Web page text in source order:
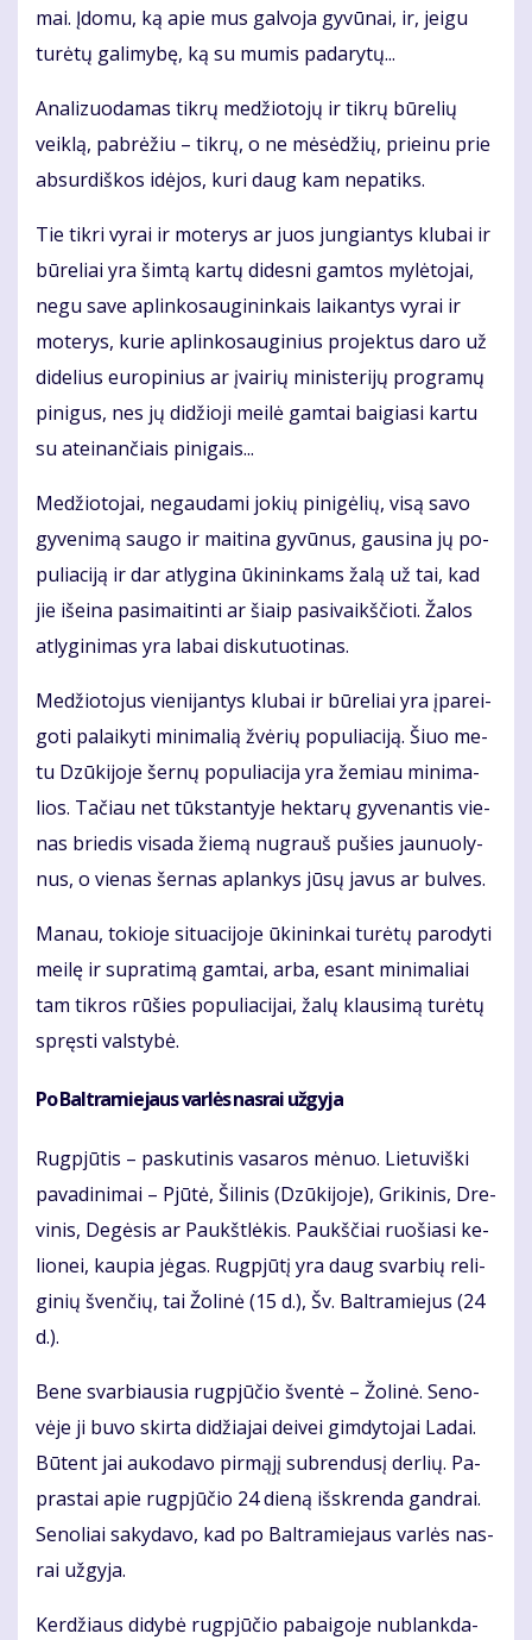
mai. Įdo­mu, ką apie mus gal­vo­ja gy­vū­nai, ir, jei­gu
tu­rė­tų ga­li­my­bę, ką su mu­mis pa­da­ry­tų...
Ana­li­zuo­da­mas tik­rų me­džio­to­jų ir tik­rų bū­re­lių
veik­lą, pa­brė­žiu – tik­rų, o ne mė­sė­džių, pri­ei­nu prie
ab­sur­diš­kos idė­jos, ku­ri daug kam ne­pa­tiks.
Tie tik­ri vy­rai ir mo­te­rys ar juos jun­gian­tys klu­bai ir
bū­re­liai yra šim­tą kar­tų di­des­ni gam­tos my­lė­to­jai,
ne­gu sa­ve ap­lin­ko­sau­gi­nin­kais lai­kan­tys vy­rai ir
mo­te­rys, ku­rie ap­lin­ko­sau­gi­nius pro­jek­tus da­ro už
di­de­lius eu­ro­pi­nius ar įvai­rių mi­nis­te­ri­jų pro­gra­mų
pi­ni­gus, nes jų di­džio­ji mei­lė gam­tai bai­gia­si kar­tu
su at­ei­nan­čiais pi­ni­gais...
Me­džio­to­jai, ne­gau­da­mi jo­kių pi­ni­gė­lių, vi­są sa­vo
gy­ve­ni­mą sau­go ir mai­ti­na gy­vū­nus, gau­si­na jų po­
pu­lia­ci­ją ir dar at­ly­gi­na ūki­nin­kams ža­lą už tai, kad
jie iš­ei­na pa­si­mai­tin­ti ar šiaip pa­si­vaikš­čio­ti. Ža­los
at­ly­gi­ni­mas yra la­bai dis­ku­tuo­ti­nas.
Me­džio­to­jus vie­ni­jan­tys klu­bai ir bū­re­liai yra įpa­rei­
go­ti pa­lai­ky­ti mi­ni­ma­lią žvė­rių po­pu­lia­ci­ją. Šiuo me­
tu Dzū­ki­jo­je šer­nų po­pu­lia­ci­ja yra že­miau mi­ni­ma­
lios. Ta­čiau net tūks­tan­ty­je hek­ta­rų gy­ve­nan­tis vie­
nas brie­dis vi­sa­da žie­mą nu­grauš pu­šies jau­nuo­ly­
nus, o vie­nas šer­nas ap­lan­kys jū­sų ja­vus ar bul­ves.
Ma­nau, to­kio­je si­tu­a­ci­jo­je ūki­nin­kai tu­rė­tų pa­ro­dy­ti
mei­lę ir su­pra­ti­mą gam­tai, ar­ba, esant mi­ni­ma­liai
tam tik­ros rū­šies po­pu­lia­ci­jai, ža­lų klau­si­mą tu­rė­tų
spręs­ti vals­ty­bė.
Po Bal­tra­mie­jaus var­lės nas­rai už­gy­ja
Rug­pjū­tis – pas­ku­ti­nis va­sa­ros mė­nuo. Lie­tu­viš­ki
pa­va­di­ni­mai – Pjū­tė, Ši­li­nis (Dzū­ki­jo­je), Gri­ki­nis, Dre­
vi­nis, De­gė­sis ar Paukšt­lė­kis. Paukš­čiai ruo­šia­si ke­
lio­nei, kau­pia jė­gas. Rug­pjū­tį yra daug svar­bių re­li­
gi­nių šven­čių, tai Žo­li­nė (15 d.), Šv. Bal­tra­mie­jus (24
d.).
Be­ne svar­biau­sia rug­pjū­čio šven­tė – Žo­li­nė. Se­no­
vė­je ji bu­vo skir­ta di­džia­jai dei­vei gim­dy­to­jai La­dai.
Bū­tent jai au­ko­da­vo pir­mą­jį su­bren­du­sį der­lių. Pa­
pras­tai apie rug­pjū­čio 24 die­ną iš­skren­da gan­drai.
Se­no­liai sa­ky­da­vo, kad po Bal­tra­mie­jaus var­lės nas­
rai už­gy­ja.
Ker­džiaus di­dy­bė rug­pjū­čio pa­bai­go­je nu­blank­da­